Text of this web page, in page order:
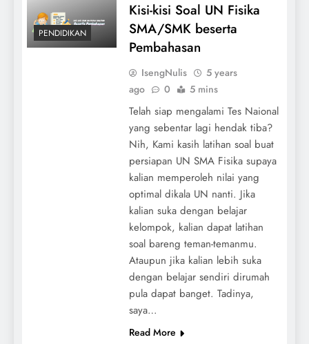
PENDIDIKAN
Kisi-kisi Soal UN Fisika
SMA/SMK beserta
Pembahasan
IsengNulis
5 years
ago
0 5 mins
Telah siap mengalami Tes Naional
yang sebentar lagi hendak tiba?
Nih, Kami kasih latihan soal buat
persiapan UN SMA Fisika supaya
kalian memperoleh nilai yang
optimal dikala UN nanti. Jika
kalian suka dengan belajar
kelompok, kalian dapat latihan
soal bareng teman-temanmu.
Ataupun jika kalian lebih suka
dengan belajar sendiri dirumah
pula dapat banget. Tadinya,
saya…
Read More